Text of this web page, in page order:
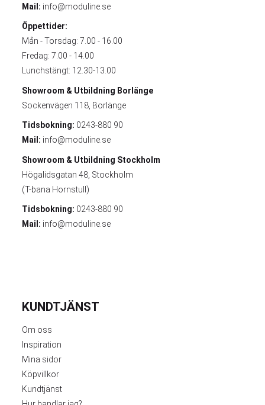
Mail: info@moduline.se
Öppettider:
Mån - Torsdag: 7.00 - 16.00
Fredag: 7.00 - 14.00
Lunchstängt: 12.30-13.00
Showroom & Utbildning Borlänge
Sockenvägen 118, Borlänge
Tidsbokning: 0243-880 90
Mail: info@moduline.se
Showroom & Utbildning Stockholm
Högalidsgatan 48, Stockholm
(T-bana Hornstull)
Tidsbokning: 0243-880 90
Mail: info@moduline.se
KUNDTJÄNST
Om oss
Inspiration
Mina sidor
Köpvillkor
Kundtjänst